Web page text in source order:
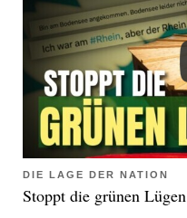
DIE LAGE DER NATION
Stoppt die grünen Lügen